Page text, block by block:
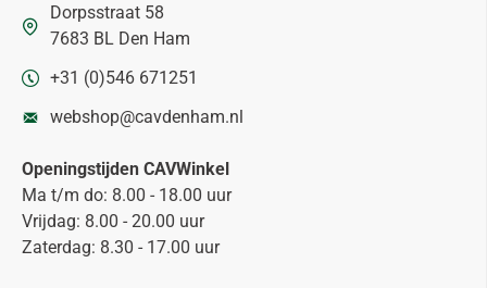
Dorpsstraat 58
7683 BL Den Ham
+31 (0)546 671251
webshop@cavdenham.nl
Openingstijden CAVWinkel
Ma t/m do: 8.00 - 18.00 uur
Vrijdag: 8.00 - 20.00 uur
Zaterdag: 8.30 - 17.00 uur